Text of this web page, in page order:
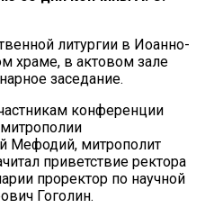
литургии в Иоанно-
храме, в актовом зале
заседание.
конференции
Мефодий, митрополит
приветствие ректора
проректор по научной
Гоголин.